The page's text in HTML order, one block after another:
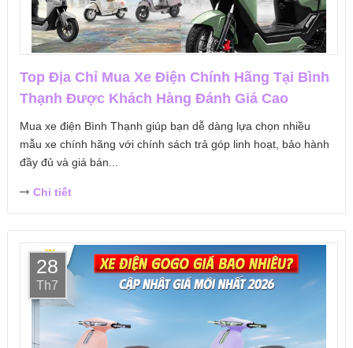
Top Địa Chỉ Mua Xe Điện Chính Hãng Tại Bình
Thạnh Được Khách Hàng Đánh Giá Cao
Mua xe điện Bình Thạnh giúp bạn dễ dàng lựa chọn nhiều
mẫu xe chính hãng với chính sách trả góp linh hoạt, bảo hành
đầy đủ và giá bán...
Chi tiết
28
Th7